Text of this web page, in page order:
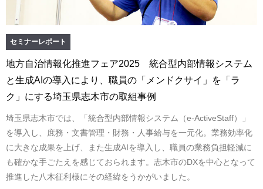
セミナーレポート
地方自治情報化推進フェア2025 統合型内部情報システム
と生成AIの導入により、職員の「メンドクサイ」を「ラ
ク」にする埼玉県志木市の取組事例
埼玉県志木市では、「統合型内部情報システム（e-ActiveStaff）」
を導入し、庶務・文書管理・財務・人事給与を一元化。業務効率化
に大きな成果を上げ、また生成AIを導入し、職員の業務負担軽減に
も確かな手ごたえを感じておられます。志木市のDXを中心となって
推進した八木征利様にその経緯をうかがいました。